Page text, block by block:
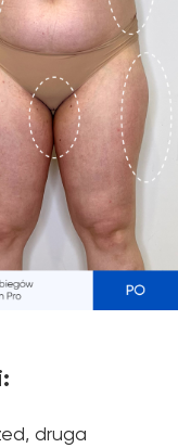
druga